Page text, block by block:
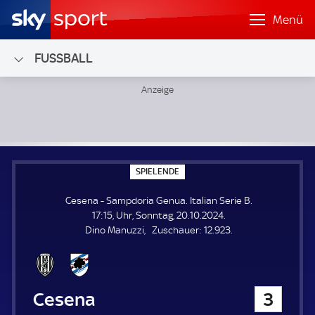
Menü
FUSSBALL
SPIELENDE
P
E
L
E
N
Cesena - Sampdoria Genua. Italian Serie B.
17:15, Uhr, Sonntag, 20.10.2024.
Dino Manuzzi
Zuschauer: Z
12.923.
Cesena 3